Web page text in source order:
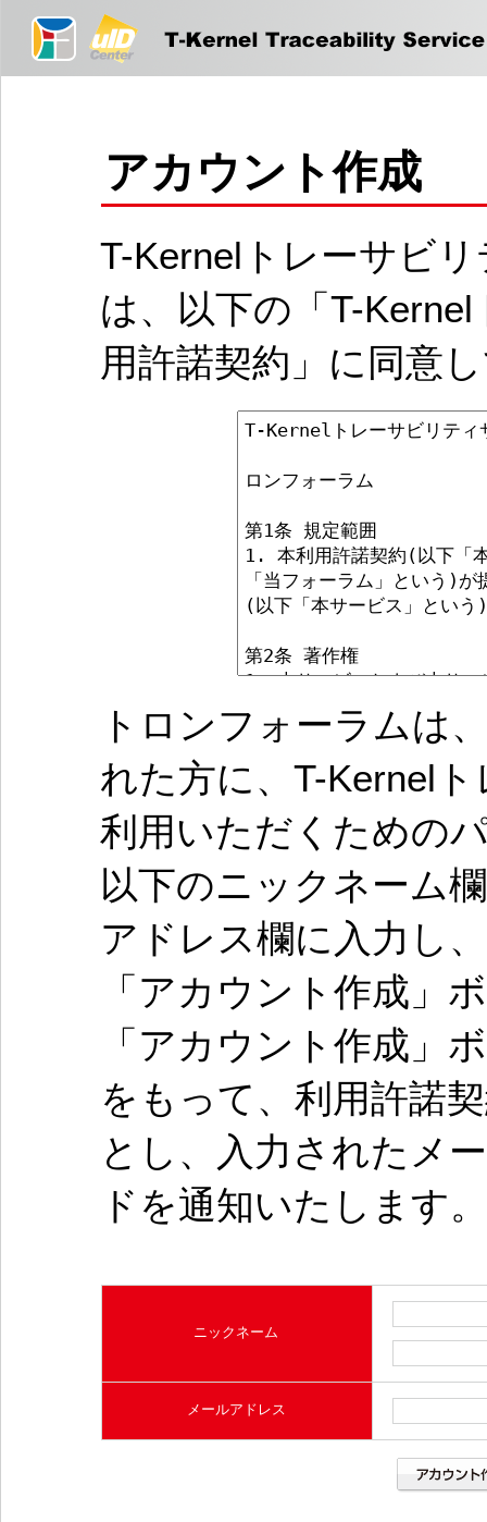
アカウント作成
T-Kernelトレーサビ
は、以下の「T-
用許諾契約」に同意
トロンフォーラムは
れた方に、T-Kernel
利用いただくための
以下のニックネーム
アドレス欄に入力し
「アカウント作成」
「アカウント作成」
をもって、利用許諾
とし、入力されたメ
ドを通知いたします
ニックネーム
メールアドレス